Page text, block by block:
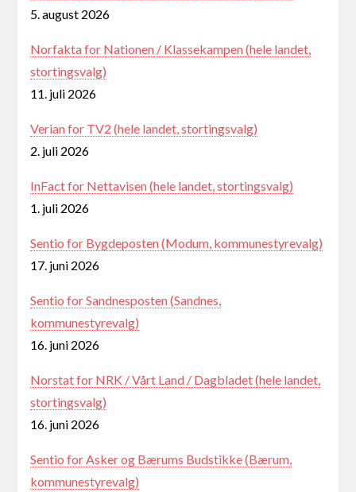
5. august 2026
Norfakta for Nationen / Klassekampen (hele landet,
stortingsvalg)
11. juli 2026
Verian for TV2 (hele landet, stortingsvalg)
2. juli 2026
InFact for Nettavisen (hele landet, stortingsvalg)
1. juli 2026
Sentio for Bygdeposten (Modum, kommunestyrevalg)
17. juni 2026
Sentio for Sandnesposten (Sandnes,
kommunestyrevalg)
16. juni 2026
Norstat for NRK / Vårt Land / Dagbladet (hele landet,
stortingsvalg)
16. juni 2026
Sentio for Asker og Bærums Budstikke (Bærum,
kommunestyrevalg)